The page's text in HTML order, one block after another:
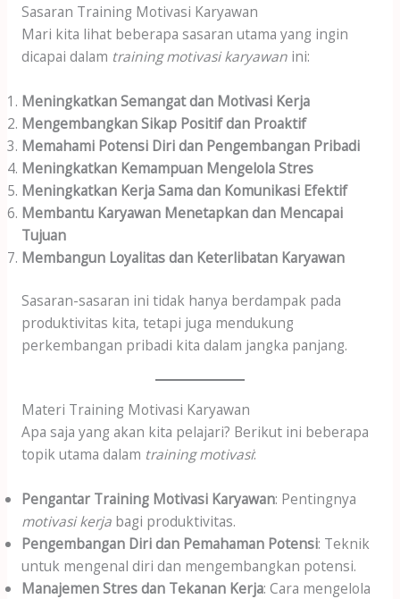
Sasaran Training Motivasi Karyawan
Mari kita lihat beberapa sasaran utama yang ingin
dicapai dalam training motivasi karyawanini:
Meningkatkan Semangat dan Motivasi Kerja
Mengembangkan Sikap Positif dan Proaktif
Memahami Potensi Diri dan Pengembangan Pribadi
Meningkatkan Kemampuan Mengelola Stres
Meningkatkan Kerja Sama dan Komunikasi Efektif
Membantu Karyawan Menetapkan dan Mencapai
Tujuan
Membangun Loyalitas dan Keterlibatan Karyawan
Sasaran-sasaran ini tidak hanya berdampak pada
produktivitas kita, tetapi juga mendukung
perkembangan pribadi kita dalam jangka panjang.
Materi Training Motivasi Karyawan
Apa saja yang akan kita pelajari? Berikut ini beberapa
topik utama dalam training motivasi:
Pengantar Training Motivasi Karyawan: Pentingnya
motivasi kerjabagi produktivitas.
Pengembangan Diri dan Pemahaman Potensi: Teknik
untuk mengenal diri dan mengembangkan potensi.
Manajemen Stres dan Tekanan Kerja: Cara mengelola